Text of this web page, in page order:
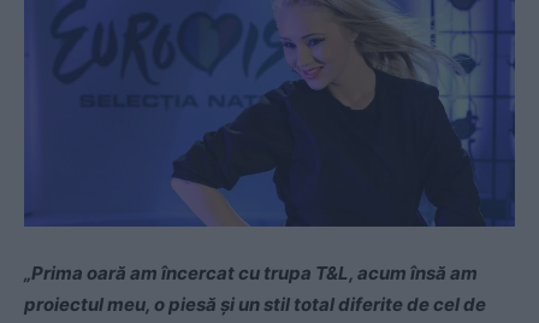
„Prima oară am încercat cu trupa T&L, acum însă am
proiectul meu, o piesă şi un stil total diferite de cel de